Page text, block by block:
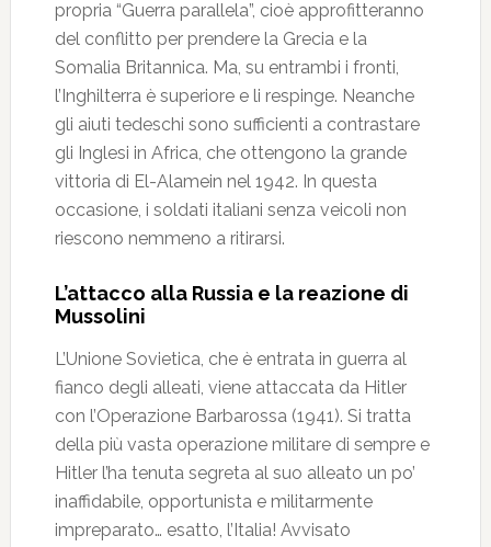
propria “Guerra parallela”, cioè approfitteranno
del conflitto per prendere la Grecia e la
Somalia Britannica. Ma, su entrambi i fronti,
l’Inghilterra è superiore e li respinge. Neanche
gli aiuti tedeschi sono sufficienti a contrastare
gli Inglesi in Africa, che ottengono la grande
vittoria di El-Alamein nel 1942. In questa
occasione, i soldati italiani senza veicoli non
riescono nemmeno a ritirarsi.
L’attacco alla Russia e la reazione di
Mussolini
L’Unione Sovietica, che è entrata in guerra al
fianco degli alleati, viene attaccata da Hitler
con l’Operazione Barbarossa (1941). Si tratta
della più vasta operazione militare di sempre e
Hitler l’ha tenuta segreta al suo alleato un po’
inaffidabile, opportunista e militarmente
impreparato… esatto, l’Italia! Avvisato